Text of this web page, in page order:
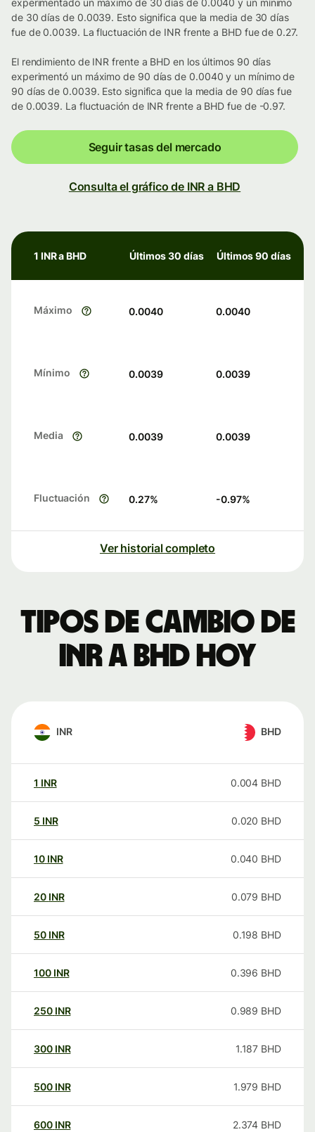
experimentado un máximo de 30 días de 0.0040 y un mínimo
de 30 días de 0.0039. Esto significa que la media de 30 días
fue de 0.0039. La fluctuación de INR frente a BHD fue de 0.27.
El rendimiento de INR frente a BHD en los últimos 90 días
experimentó un máximo de 90 días de 0.0040 y un mínimo de
90 días de 0.0039. Esto significa que la media de 90 días fue
de 0.0039. La fluctuación de INR frente a BHD fue de -0.97.
Seguir tasas del mercado
Consulta el gráfico de INR a BHD
1 INR a BHD Últimos 30 días Últimos 90 días
Máximo 0.0040 0.0040
Mínimo 0.0039 0.0039
Media 0.0039 0.0039
Fluctuación 0.27% -0.97%
Ver historial completo
Tipos de cambio de
INR a BHD hoy
INR BHD
1 INR 0.004 BHD
5 INR 0.020 BHD
10 INR 0.040 BHD
20 INR 0.079 BHD
50 INR 0.198 BHD
100 INR 0.396 BHD
250 INR 0.989 BHD
300 INR 1.187 BHD
500 INR 1.979 BHD
600 INR 2.374 BHD